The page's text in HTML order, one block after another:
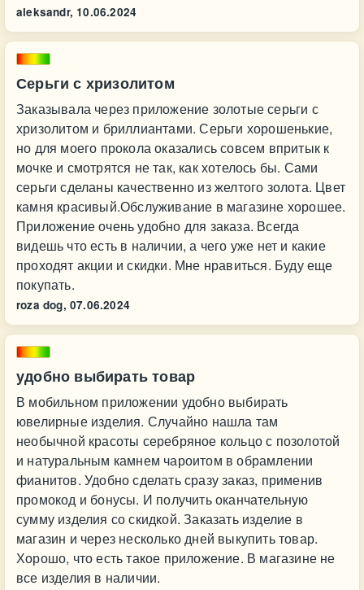
aleksandr, 10.06.2024
Серьги с хризолитом
Заказывала через приложение золотые серьги с
хризолитом и бриллиантами. Серьги хорошенькие,
но для моего прокола оказались совсем впритык к
мочке и смотрятся не так, как хотелось бы. Сами
серьги сделаны качественно из желтого золота. Цвет
камня красивый.Обслуживание в магазине хорошее.
Приложение очень удобно для заказа. Всегда
видешь что есть в наличии, а чего уже нет и какие
проходят акции и скидки. Мне нравиться. Буду еще
покупать.
roza dog, 07.06.2024
удобно выбирать товар
В мобильном приложении удобно выбирать
ювелирные изделия. Случайно нашла там
необычной красоты серебряное кольцо с позолотой
и натуральным камнем чароитом в обрамлении
фианитов. Удобно сделать сразу заказ, применив
промокод и бонусы. И получить оканчательную
сумму изделия со скидкой. Заказать изделие в
магазин и через несколько дней выкупить товар.
Хорошо, что есть такое приложение. В магазине не
все изделия в наличии.